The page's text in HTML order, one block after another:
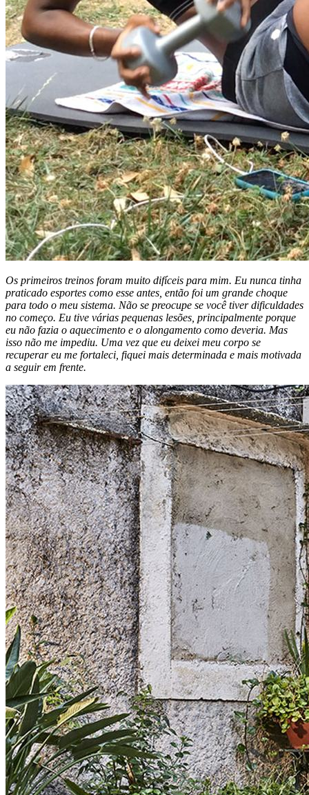
Os primeiros treinos foram muito difíceis para mim. Eu nunca tinha
praticado esportes como esse antes, então foi um grande choque
para todo o meu sistema. Não se preocupe se você tiver dificuldades
no começo. Eu tive várias pequenas lesões, principalmente porque
eu não fazia o aquecimento e o alongamento como deveria. Mas
isso não me impediu. Uma vez que eu deixei meu corpo se
recuperar eu me fortaleci, fiquei mais determinada e mais motivada
a seguir em frente.